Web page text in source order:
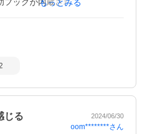
したがしっかりした重さがあ
持って動かすのは形状上コツ
や、手の中で収まり易い形
分かる様に本体にカウントが
ーヘッドに慣れてもらうしか
す。
もっとみる
じる 2024/06/30
oom********さん